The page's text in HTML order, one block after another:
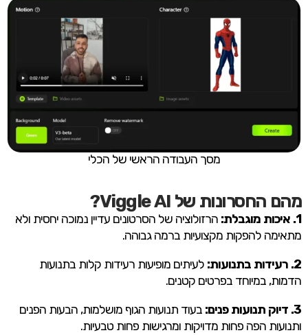
מסך העבודה הראשי של הכלי
מהם החסרונות של Viggle AI?
1. איכות מוגבלת:
הרזולוציה של הסרטונים עדיין נמוכה יחסית ולא
מתאימה להפקות מקצועיות ברמה גבוהה.
2. רעידות בתנועות:
לעיתים מופיעות רעידות קלות בתנועות
הדמות, במיוחד בפרטים קטנים.
3. דיוק תנועות פנים:
בעוד תנועות הגוף מושלמות, הבעות הפנים
ותנועות הפה פחות מדויקות ומרגישות פחות טבעיות.